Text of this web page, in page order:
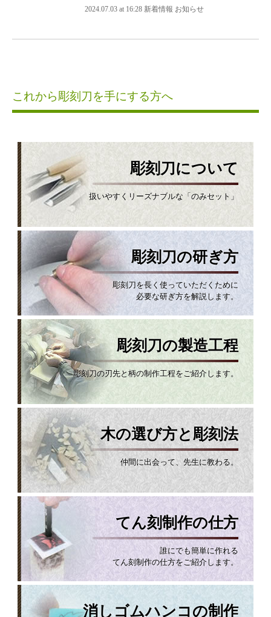
2024.07.03 at 16:28 新着情報 お知らせ
これから彫刻刀を手にする方へ
彫刻刀について
扱いやすくリーズナブルな「のみセット」
彫刻刀の研ぎ方
彫刻刀を長く使っていただくために
必要な研ぎ方を解説します。
彫刻刀の製造工程
彫刻刀の刃先と柄の制作工程をご紹介します。
木の選び方と彫刻法
仲間に出会って、先生に教わる。
てん刻制作の仕方
誰にでも簡単に作れる
てん刻制作の仕方をご紹介します。
消しゴムハンコの制作